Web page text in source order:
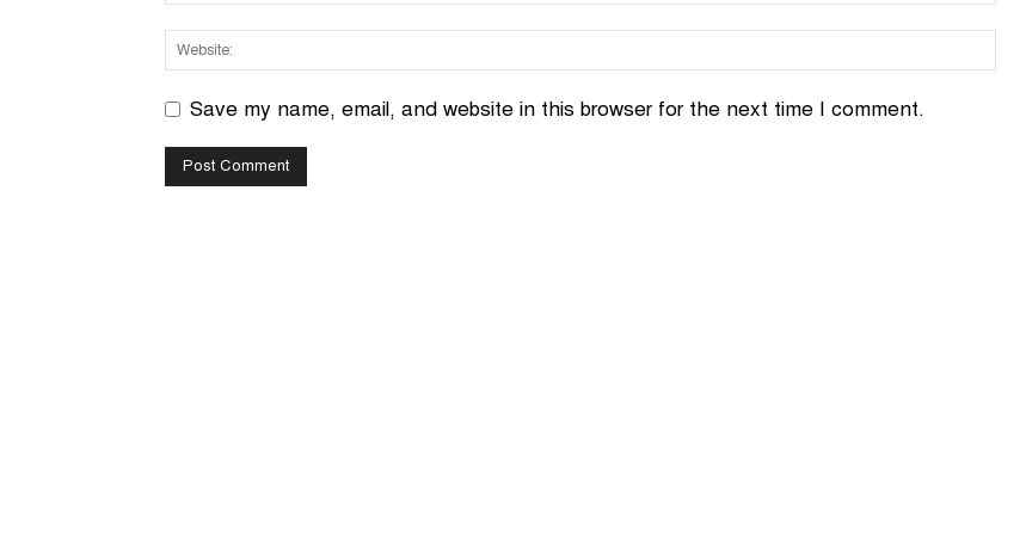
Save my name, email, and website in this browser for the next time I comment.